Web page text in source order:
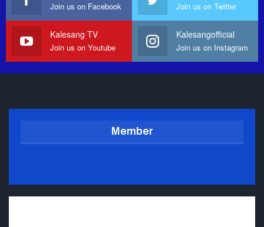
Join us on Facebook Join us on Twitter
Kalesang TV
Join us on Youtube
Kalesangofficial
Join us on Instagram
Member